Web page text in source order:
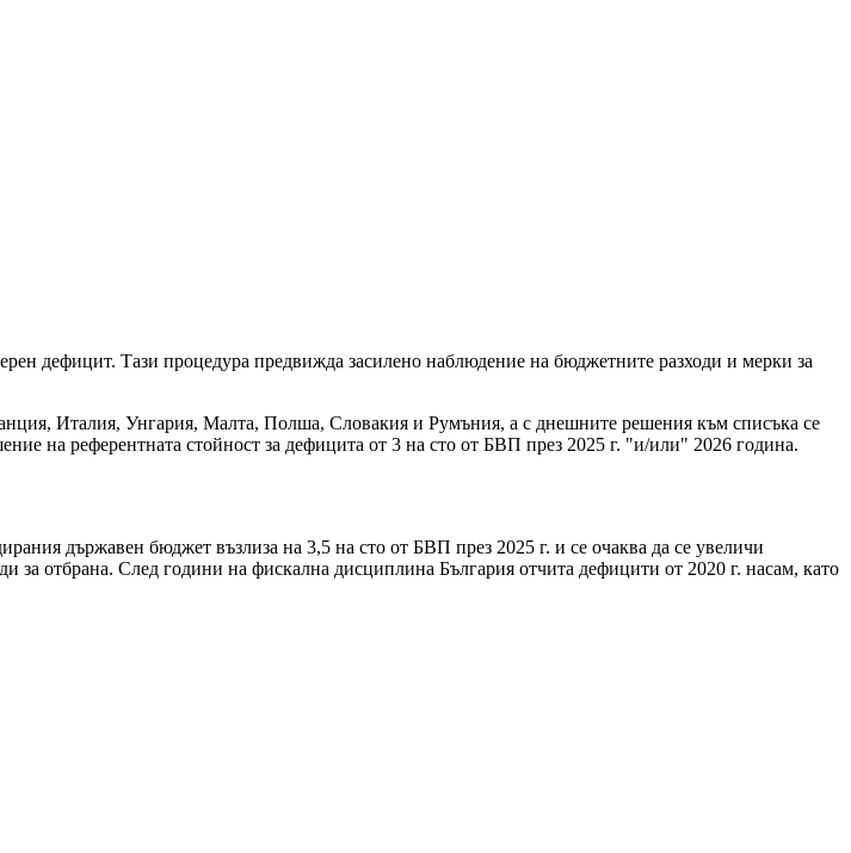
дефицит. Тази процедура предвижда засилено наблюдение на бюджетните разходи и мерки за
Италия, Унгария, Малта, Полша, Словакия и Румъния, а с днешните решения към списъка се
на референтната стойност за дефицита от 3 на сто от БВП през 2025 г. "и/или" 2026 година.
държавен бюджет възлиза на 3,5 на сто от БВП през 2025 г. и се очаква да се увеличи
за отбрана. След години на фискална дисциплина България отчита дефицити от 2020 г. насам, като